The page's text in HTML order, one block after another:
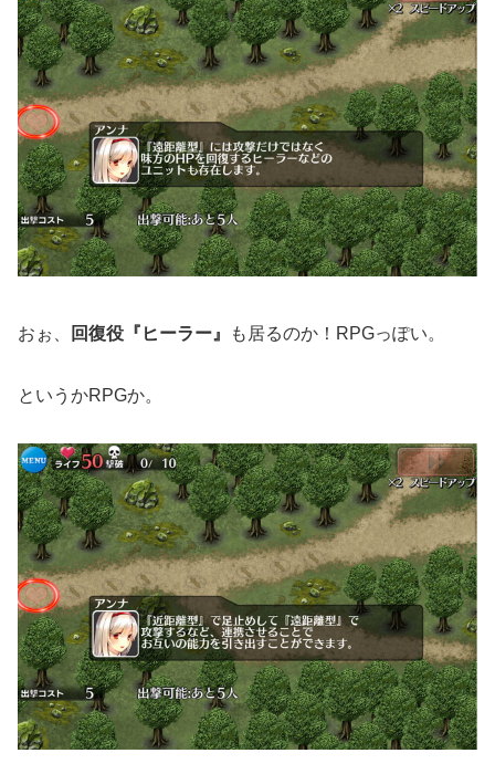
おぉ、 回復役『ヒーラー』 も居るのか！RPGっぽい。
というかRPGか。